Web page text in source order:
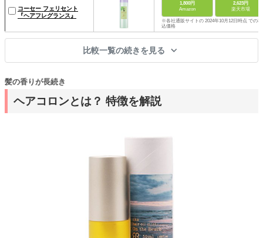
コーセー フェリセント
『ヘアフレグランス』
1,800円
Amazon
2,623円
楽天市場
※各社通販サイトの 2024年10月12日時点 での税
込価格
比較一覧の続きを見る
ヘアコロンとは？ 特徴を解説
髪の香りが長続き